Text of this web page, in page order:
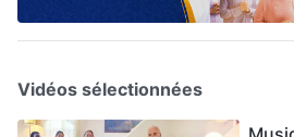
Vidéos sélectionnées